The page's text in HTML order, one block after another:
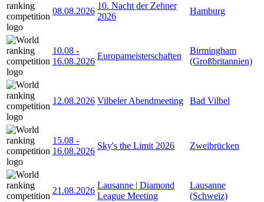
08.08.2026
10. Nacht der Zehner
2026
Hamburg
10.08 -
16.08.2026
Europameisterschaften
Birmingham
(Großbritannien)
12.08.2026 Vilbeler Abendmeeting Bad Vilbel
15.08 -
16.08.2026
Sky's the Limit 2026 Zweibrücken
21.08.2026
Lausanne | Diamond
League Meeting
Lausanne
(Schweiz)